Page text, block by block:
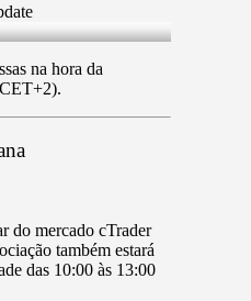
na hora da
do mercado cTrader
também estará
das 10:00 às 13:00